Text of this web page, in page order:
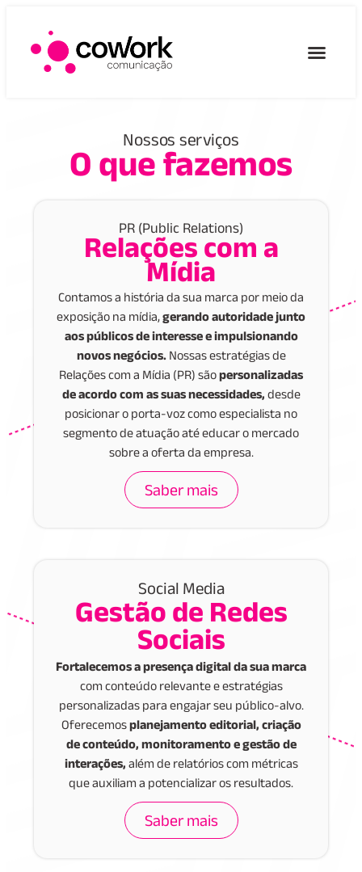
Nossos serviços
O que fazemos
PR (Public Relations)
Relações com a
Mídia
Contamos a história da sua marca por meio da
exposição na mídia,gerando autoridade junto
aos públicos de interesse e impulsionando
novos negócios.Nossas estratégias de
Relações com a Mídia (PR) sãopersonalizadas
de acordo com as suas necessidades,desde
posicionar o porta-voz como especialista no
segmento de atuação até educar o mercado
sobre a oferta da empresa.
Saber mais
Social Media
Gestão de Redes
Sociais
Fortalecemos a presença digital da sua marca
com conteúdo relevante e estratégias
personalizadas para engajar seu público-alvo.
Oferecemosplanejamento editorial, criação
de conteúdo, monitoramento e gestão de
interações,além de relatórios com métricas
que auxiliam a potencializar os resultados.
Saber mais